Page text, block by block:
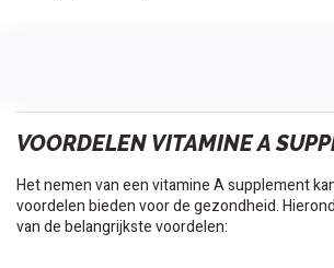
VOORDELEN VITAMINE A
Het nemen van een vitamine A supplement
voordelen bieden voor de gezondheid.
van de belangrijkste voordelen: